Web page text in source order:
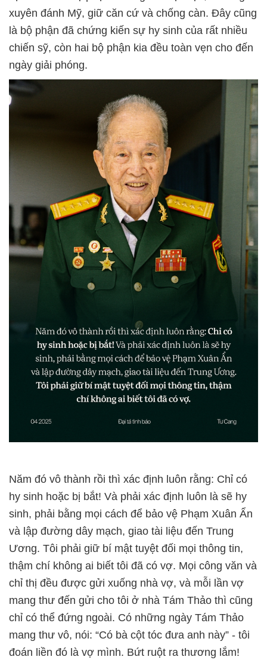
xuyên đánh Mỹ, giữ căn cứ và chống càn. Đây cũng
là bộ phận đã chứng kiến sự hy sinh của rất nhiều
chiến sỹ, còn hai bộ phận kia đều toàn vẹn cho đến
ngày giải phóng.
Năm đó vô thành rồi thì xác định luôn rằng: Chỉ có
hy sinh hoặc bị bắt! Và phải xác định luôn là sẽ hy
sinh, phải bằng mọi cách để bảo vệ Phạm Xuân Ẩn
và lập đường dây mạch, giao tài liệu đến Trung
Ương. Tôi phải giữ bí mật tuyệt đối mọi thông tin,
thậm chí không ai biết tôi đã có vợ. Mọi công văn và
chỉ thị đều được gửi xuống nhà vợ, và mỗi lần vợ
mang thư đến gửi cho tôi ở nhà Tám Thảo thì cũng
chỉ có thể đứng ngoài. Có những ngày Tám Thảo
mang thư vô, nói: “Có bà cột tóc đưa anh này” - tôi
đoán liền đó là vợ mình. Bứt ruột ra thương lắm!